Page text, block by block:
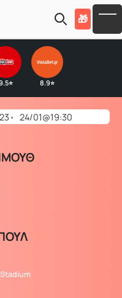
🎁
⭐ 8.9⭐
23 24/01@19:30